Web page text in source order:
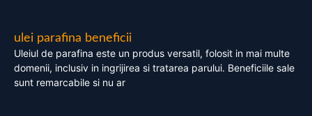
ulei parafina beneficii
Uleiul de parafina este un produs versatil, folosit in mai multe
domenii, inclusiv in ingrijirea si tratarea parului. Beneficiile sale
sunt remarcabile si nu ar